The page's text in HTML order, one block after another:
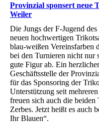
Provinzial sponsert neue
Weiler
Die Jungs der F-Jugend
neuen hochwertigen
blau-weißen Vereinsfarben
bei den Turnieren nicht nur
gute Figur ab. Ein
Geschäftsstelle der
für das Sponsoring der
Unterstützung seit
freuen sich auch die
Zerbes. Jetzt heißt es auch
Ihr Blauen“.